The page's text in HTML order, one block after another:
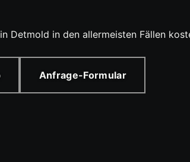
Detmold in den allermeisten Fällen
Anfrage-Formular